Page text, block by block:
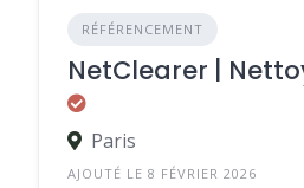
RÉFÉRENCEMENT
NetClearer |
Paris
AJOUTÉ LE 8 FÉVRIER 2026